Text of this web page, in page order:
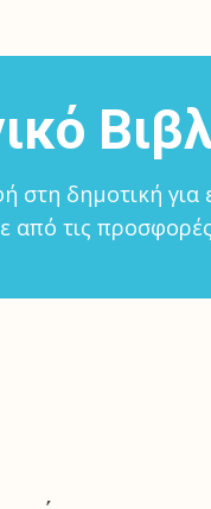
στη δημοτική
από τις